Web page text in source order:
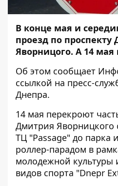
В конце мая и
проезд по проспекту
Яворницого. А 14
Об этом сообщает
ссылкой на пресс-
Днепра.
14 мая перекроют
Дмитрия Яворницкого
ТЦ "Passage" до парка
роллер-парадом в
молодежной культуры
видов спорта "Dnepr